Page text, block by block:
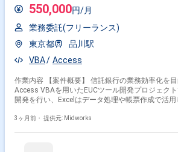
550,000円/月
業務委託(フリーランス)
東京都
品川駅
VBA
Access
作業内容 【案件概要】 信託銀行の業務効率化を目的とした、Excel VBAと
Access VBAを用いたEUCツール開発プロジェクトです。 Access
開発を行い、Excelはデータ処理や帳票作成で活用します。 既
ェクト参画を想定しており、継続的にシステム改
3ヶ月前・ 提供元: Midworks